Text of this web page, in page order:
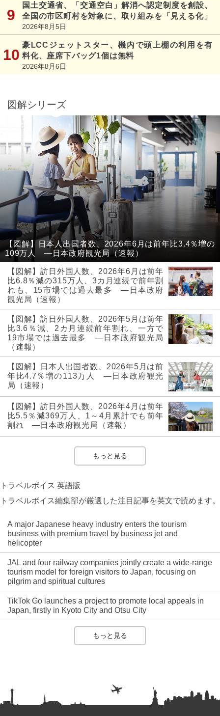
国土交通省、「交通空白」解消へ認定制度を創設、
全国の市区町村を対象に、取り組みを「見える化」
2026年8月5日
豪LCCジェットスター、機内で頭上棚の利用を有
料化、座席下バッグ1個は無料
2026年8月6日
図解シリーズ
【図解】日本人出国者数、2026年6月は前年比3.4％増の
109万人 ―日本政府観光局（速報）
【図解】訪日外国人数、2026年6月は前年
比6.8％減の315万人、3カ月連続で前年割
れも、15市場では過去最多 ―日本政府
観光局（速報）
【図解】訪日外国人数、2026年5月は前年
比3.6％減、2カ月連続前年割れ、一方で
19市場では過去最多 ―日本政府観光局
（速報）
【図解】日本人出国者数、2026年5月は前
年比4.7％増の113万人 ―日本政府観光
局（速報）
【図解】訪日外国人数、2026年4月は前年
比5.5％減369万人、1～4月累計でも前年
割れ ―日本政府観光局（速報）
もっと見る
トラベルボイス 英語版
トラベルボイス編集部が厳選した注目記事を英文で読めます。
A major Japanese heavy industry enters the tourism
business with premium travel by business jet and
helicopter
JAL and four railway companies jointly create a wide-range
tourism model for foreign visitors to Japan, focusing on
pilgrim and spiritual cultures
TikTok Go launches a project to promote local appeals in
Japan, firstly in Kyoto City and Otsu City
もっと見る